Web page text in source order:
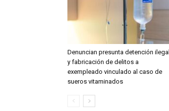
Denuncian presunta detención ilegal
y fabricación de delitos a
exempleado vinculado al caso de
sueros vitaminados